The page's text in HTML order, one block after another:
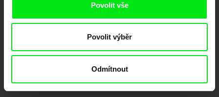
Povolit vše
Povolit výběr
Odmítnout
FIDMarseille MFDF Ji.hlava Visions du Réel